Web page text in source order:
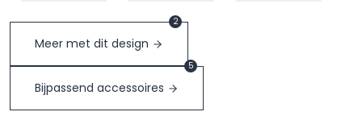
Meer met dit design
2
Bijpassend accessoires
5